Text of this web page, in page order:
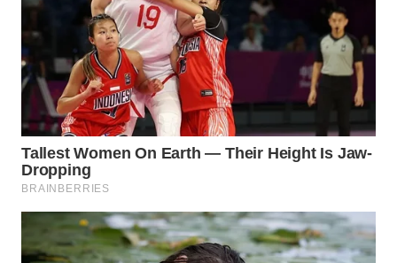
BOGOR
WN
DEPOK
WN
TAPANULI
UTARA
WN
SAMOSIR